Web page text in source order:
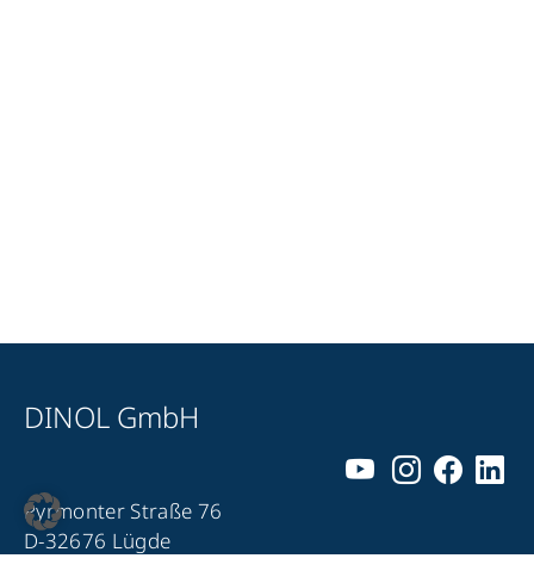
DINOL GmbH
Pyrmonter Straße 76
D-32676 Lügde